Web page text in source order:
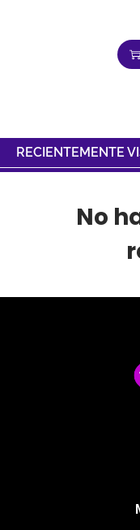
RECIENTEMENTE
No